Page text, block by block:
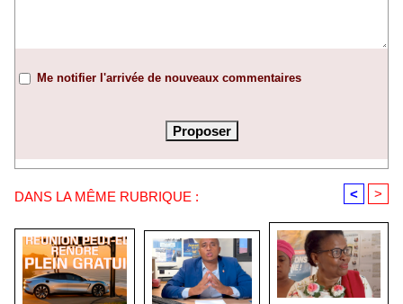
Me notifier l'arrivée de nouveaux commentaires
DANS LA MÊME RUBRIQUE : < >